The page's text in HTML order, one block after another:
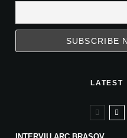
LATEST